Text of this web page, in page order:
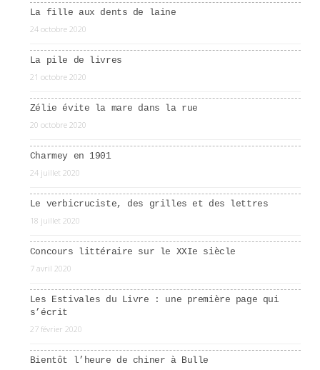
La fille aux dents de laine
24 octobre 2020
La pile de livres
21 octobre 2020
Zélie évite la mare dans la rue
20 octobre 2020
Charmey en 1901
24 juillet 2020
Le verbicruciste, des grilles et des lettres
18 juillet 2020
Concours littéraire sur le XXIe siècle
7 avril 2020
Les Estivales du Livre : une première page qui
s’écrit
27 février 2020
Bientôt l’heure de chiner à Bulle